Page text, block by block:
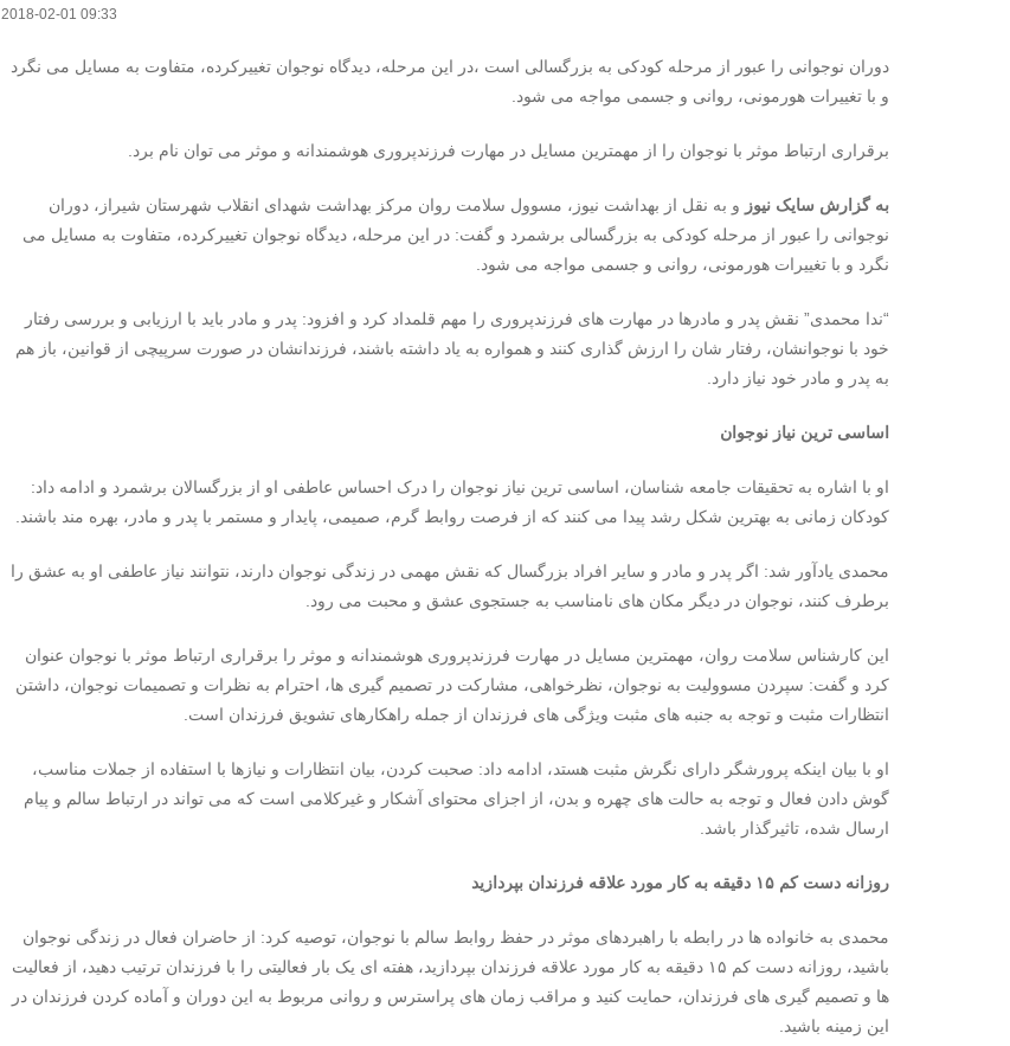
2018-02-01 09:33
دوران نوجوانی را عبور از مرحله کودکی به بزرگسالی است ،در این مرحله، دیدگاه نوجوان تغییرکرده، متفاوت به مسایل می نگرد
و با تغییرات هورمونی، ‌روانی و‌ جسمی مواجه می شود.
برقراری ارتباط موثر با نوجوان را از مهمترین مسایل در مهارت فرزندپروری هوشمندانه و موثر می توان نام برد.
به گزارش سایک نیوز و به نقل از بهداشت نیوز، مسوول سلامت روان مرکز بهداشت شهدای انقلاب شهرستان شیراز، دوران
نوجوانی را عبور از مرحله کودکی به بزرگسالی برشمرد و گفت: در این مرحله، دیدگاه نوجوان تغییرکرده، متفاوت به مسایل می
نگرد و با تغییرات هورمونی، ‌روانی و‌ جسمی مواجه می شود.
“ندا محمدی” نقش پدر و مادرها در مهارت های فرزندپروری را مهم قلمداد کرد و افزود: پدر و مادر باید با ارزیابی و بررسی رفتار
خود با نوجوانشان، رفتار شان را ارزش گذاری کنند و همواره به یاد داشته باشند، فرزندانشان در صورت سرپیچی از قوانین، باز هم
به پدر و مادر خود نیاز دارد.
اساسی ترین نیاز نوجوان
او با اشاره به تحقیقات جامعه شناسان، اساسی ترین نیاز نوجوان را درک احساس عاطفی او از بزرگسالان برشمرد و ادامه داد:
‌کودکان زمانی به بهترین شکل رشد پیدا می کنند که از فرصت روابط گرم، صمیمی، پایدار و مستمر با پدر و مادر، بهره مند باشند.
محمدی یادآور شد: اگر پدر و مادر و سایر افراد بزرگسال که نقش مهمی در زندگی نوجوان دارند، نتوانند نیاز عاطفی او به عشق را
برطرف کنند، نوجوان در دیگر مکان های نامناسب به جستجوی عشق و محبت می رود.
این کارشناس سلامت روان، مهمترین مسایل در مهارت فرزندپروری هوشمندانه و موثر را برقراری ارتباط موثر با نوجوان عنوان
کرد و گفت: سپردن مسوولیت به نوجوان، نظرخواهی، مشارکت در تصمیم گیری ها، احترام به نظرات و تصمیمات نوجوان، داشتن
انتظارات مثبت و توجه به جنبه های مثبت ویژگی های فرزندان از جمله راهکارهای تشویق فرزندان است.
او با بیان اینکه پرورشگر دارای نگرش مثبت هستد، ادامه داد: صحبت کردن، بیان انتظارات و نیازها با استفاده از جملات مناسب،
گوش دادن فعال و توجه به حالت های چهره و بدن، از اجزای محتوای آشکار و غیرکلامی است که می تواند در ارتباط سالم و پیام
ارسال شده، تاثیرگذار باشد.
روزانه دست کم ۱۵ دقیقه به کار مورد علاقه فرزندان بپردازید
محمدی به خانواده ها در رابطه با راهبردهای موثر در حفظ روابط سالم با نوجوان، توصیه کرد: از حاضران فعال در زندگی نوجوان
باشید، روزانه دست کم ۱۵ دقیقه به کار مورد علاقه فرزندان بپردازید، هفته ای یک بار فعالیتی را با فرزندان ترتیب دهید، ‌از فعالیت
ها و تصمیم گیری های فرزندان، حمایت کنید و مراقب زمان های پراسترس و روانی مربوط به این دوران و آماده کردن فرزندان در
این زمینه باشید.